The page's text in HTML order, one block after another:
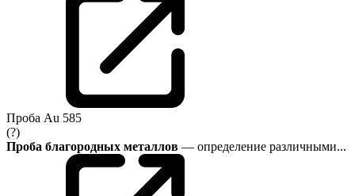
Проба Au 585
(?)
Проба благородных металлов — определение различными...